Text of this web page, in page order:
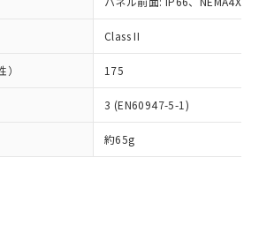
Class II
175
3 (EN60947-5-1)
約65g
および標準価格結果を当社の
承諾なく第三者に漏洩または開
ようお願いします。
ーツ機能（部品リスト作成サー
をご利用いただくには、I-Web
ーズにご登録されている必要が
切り替え状況などにより、予定
ことがあります。
使用期限
害物質（10物質）のすべてが基
ることを示します。
常の使用状況下において有害物
漏えいし、環境に深刻な影響を
数を意味します。
認です。当社販売部門へお問
さい。
貴社製品を第三者に販売する
、上記1、2および3の内容を当
に通知します。また当社は、
および販売に係わる関係者が違
出するおそれがある場合は、取
をいたしません。
たはお客様担当のオムロン制御
機器販売店・当社販売員にご確
受注生産機種、また在庫状況の
情報を公開していない機種